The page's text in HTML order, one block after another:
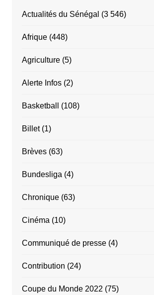
Actualités du Sénégal (3 546)
Afrique(448)
Agriculture(5)
Alerte Infos(2)
Basketball (108)
Billet(1)
Brèves(63)
Bundesliga (4)
Chronique(63)
Cinéma (10)
Communiqué de presse(4)
Contribution (24)
Coupe du Monde 2022 (75)